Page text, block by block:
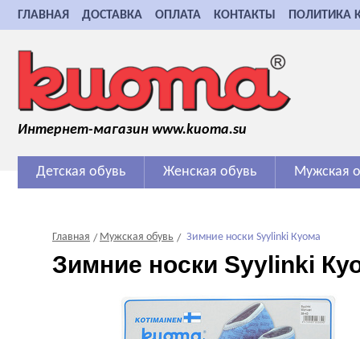
ГЛАВНАЯ ДОСТАВКА ОПЛАТА КОНТАКТЫ ПОЛИТИКА
Интернет-магазин www.kuoma.su
Детская обувь Женская обувь Мужская
Главная Мужская обувь Зимние носки Syylinki Куома
Зимние носки Syylinki